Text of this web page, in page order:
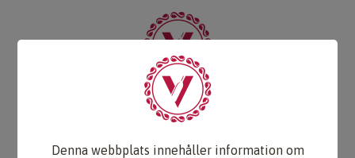
Druvlexikon
Webb-TV Om oss
Denna webbplats innehåller information om